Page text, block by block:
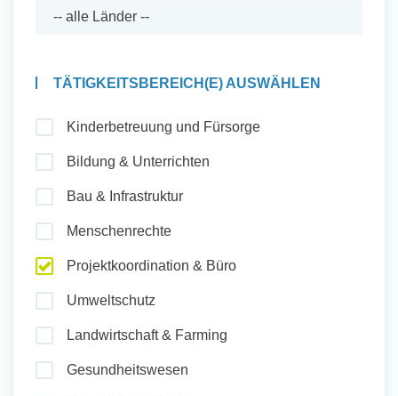
Auslandserfahrung Sammeln
Initiativbewerbung
TÄTIGKEITSBEREICH(E) AUSWÄHLEN
Kinderbetreuung und Fürsorge
Bildung & Unterrichten
Bau & Infrastruktur
Menschenrechte
Projektkoordination & Büro
Umweltschutz
Landwirtschaft & Farming
Gesundheitswesen